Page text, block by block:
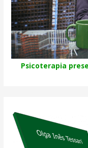
Psicoterapia